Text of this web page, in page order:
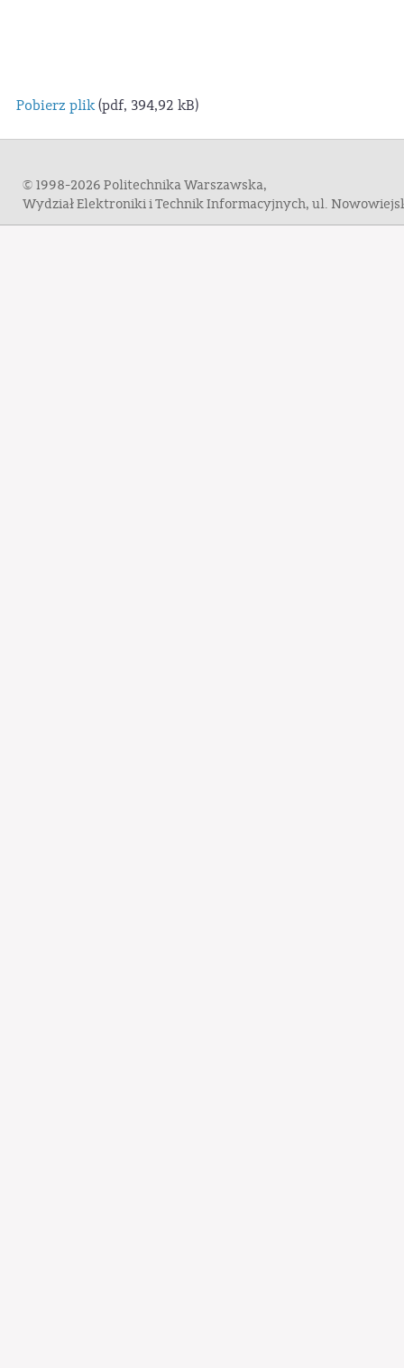
Pobierz plik(pdf, 394,92 kB)
© 1998-2026 Politechnika Warszawska,
Wydział Elektroniki i Technik Informacyjnych, ul.